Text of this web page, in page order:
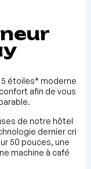
5 étoiles* moderne
afin de vous
de notre hôtel
dernier cri
50 pouces, une
machine à café